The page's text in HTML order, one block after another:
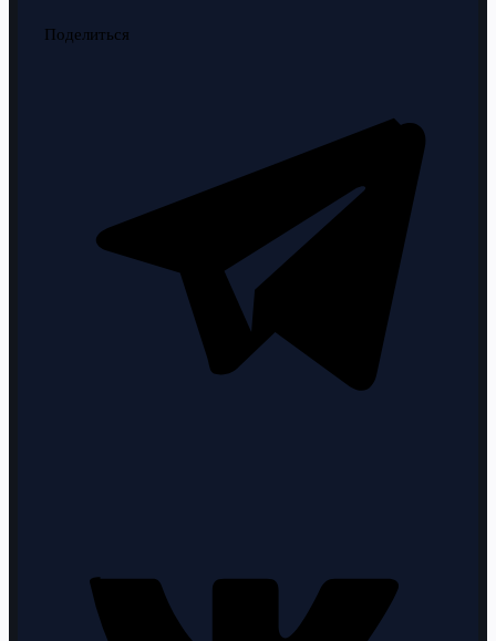
Поделиться